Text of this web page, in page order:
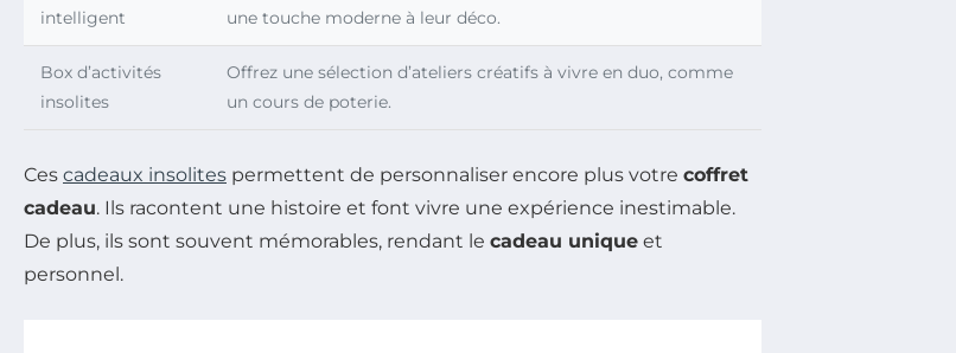
intelligent
une touche moderne à leur déco.
Box d’activités
insolites
Offrez une sélection d’ateliers créatifs à vivre en duo, comme
un cours de poterie.
Ces cadeaux insolites permettent de personnaliser encore plus votre coffret
cadeau. Ils racontent une histoire et font vivre une expérience inestimable.
De plus, ils sont souvent mémorables, rendant le cadeau unique et
personnel.